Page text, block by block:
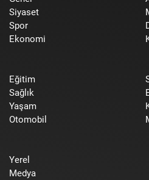
Siyaset
Spor
Ekonomi
Eğitim
Sağlık
Yaşam
Otomobil
Yerel
Medya